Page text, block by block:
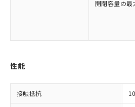
開閉容量の最
性能
接触抵抗
対応済み：EU RoHS指
非含有に対応した製品が提